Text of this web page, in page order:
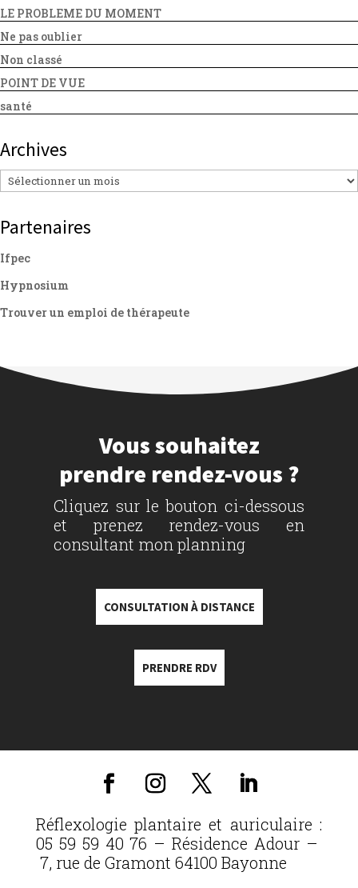
LE PROBLEME DU MOMENT
Ne pas oublier
Non classé
POINT DE VUE
santé
Archives
Archives
Partenaires
Ifpec
Hypnosium
Trouver un emploi de thérapeute
Vous souhaitez
prendre rendez-vous ?
Cliquez sur le bouton ci-dessous
et prenez rendez-vous en
consultant mon planning
CONSULTATION À DISTANCE
PRENDRE RDV
Réflexologie plantaire et auriculaire :
05 59 59 40 76 – Résidence Adour –
7, rue de Gramont 64100 Bayonne